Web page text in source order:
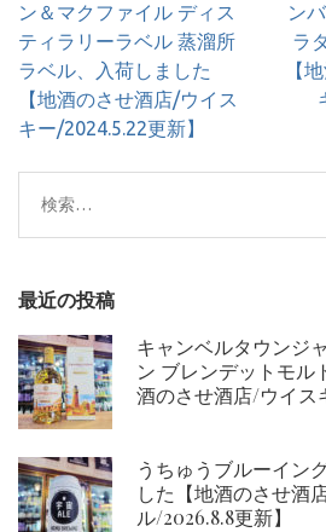
稿
ナ
ビ
ゲ
ー
ン
ン＆マクファイル ディス
ティラリーラベル 蒸溜所
ラベル、入荷しました
【地酒のさせ酒店/ウイス
キー/2024.5.22更新】
ン
ラ
【
検
索:
最近の投稿
キャンベルタウンジ
ン ブレンデットモル
酒のさせ酒店/ウイス
うちゅうブルーイン
した【地酒のさせ酒
ル/2026.8.8更新】